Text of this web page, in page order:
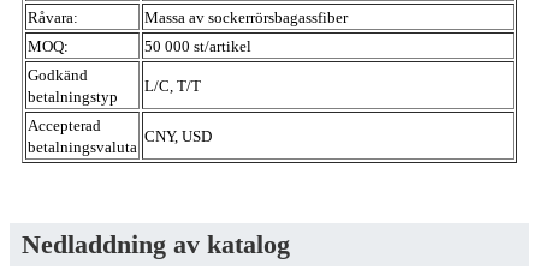
Råvara:
Massa av sockerrörsbagassfiber
MOQ:
50 000 st/artikel
Godkänd
betalningstyp
L/C, T/T
Accepterad
betalningsvaluta
CNY, USD
Nedladdning av katalog